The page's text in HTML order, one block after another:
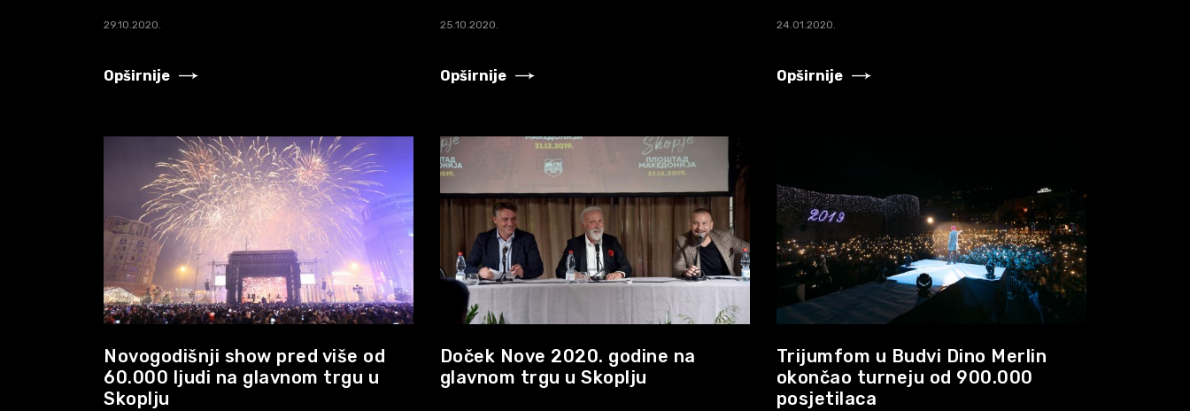
29.10.2020.
Opširnije
25.10.2020.
Opširnije
24.01.2020.
Opširnije
Novogodišnji show pred više od
60.000 ljudi na glavnom trgu u
Skoplju
Doček Nove 2020. godine na
glavnom trgu u Skoplju
Trijumfom u Budvi Dino Merlin
okončao turneju od 900.000
posjetilaca